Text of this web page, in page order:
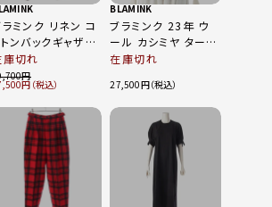
ミンク リネン コ
ンバックギャザー
レート パンツ ボ
ムス 7914-299-
ブラウン 38
庫切れ
BLAMINK
ブラミンク 23年 ウ
ール カシミヤ タート
ルネック ハーフジッ
7918-106-0096 ブ
ルー 38
在庫切れ
27,500